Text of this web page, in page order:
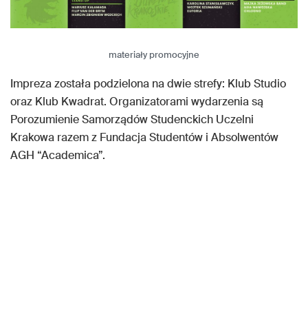
materiały promocyjne
Impreza została podzielona na dwie strefy: Klub Studio
oraz Klub Kwadrat. Organizatorami wydarzenia są
Porozumienie Samorządów Studenckich Uczelni
Krakowa razem z Fundacja Studentów i Absolwentów
AGH “Academica”.